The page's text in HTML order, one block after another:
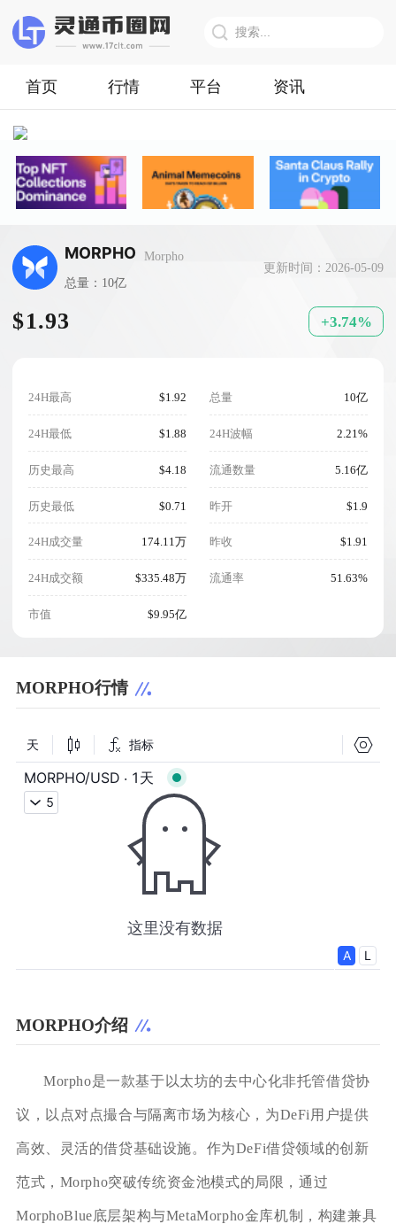
首页 行情 平台 资讯
MORPHO
Morpho
总量：10亿
更新时间：2026-05-09
$1.93 +3.74%
24H最高 $1.92
24H最低 $1.88
历史最高 $4.18
历史最低 $0.71
24H成交量 174.11万
24H成交额 $335.48万
市值 $9.95亿
总量 10亿
24H波幅 2.21%
流通数量 5.16亿
昨开 $1.9
昨收 $1.91
流通率 51.63%
MORPHO行情
MORPHO介绍
Morpho是一款基于以太坊的去中心化非托管借贷协
议，以点对点撮合与隔离市场为核心，为DeFi用户提供
高效、灵活的借贷基础设施。作为DeFi借贷领域的创新
范式，Morpho突破传统资金池模式的局限，通过
MorphoBlue底层架构与MetaMorpho金库机制，构建兼具